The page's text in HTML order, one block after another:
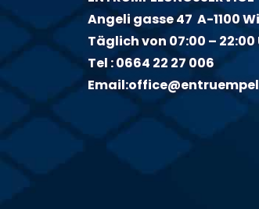
Angeli gasse 47 A-1100
Täglich von 07:00 –
Tel :0664 22 27 006
Email: